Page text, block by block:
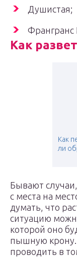
Душистая;
Франгранс
Как
Как
ли
Бывают
с места на
думать, что
ситуацию
которой оно
пышную
проводить в